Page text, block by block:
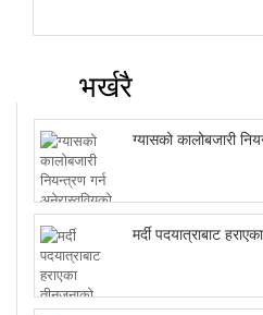
भर्खरै
ग्यासको कालोबजारी
मर्दी पदयात्राबाट